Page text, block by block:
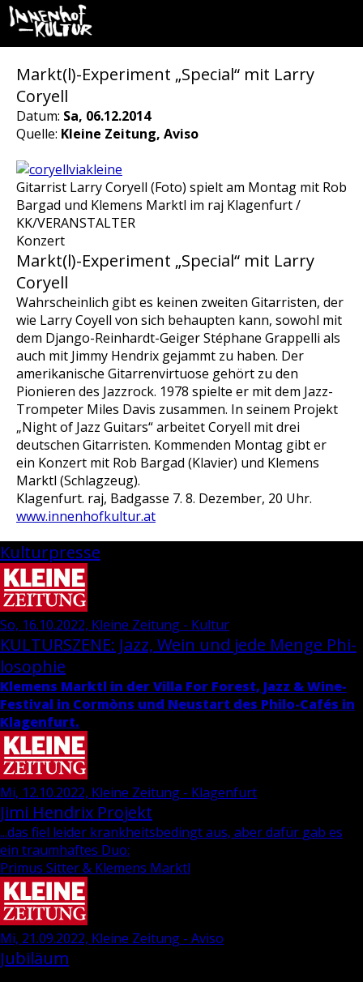
Markt(l)-Experiment „Special“ mit Larry
Coryell
Datum: Sa, 06.12.2014
Quelle: Kleine Zeitung, Aviso
Gitarrist Larry Coryell (Foto) spielt am Montag mit Rob
Bargad und Klemens Marktl im raj Klagenfurt /
KK/VERANSTALTER
Konzert
Markt(l)-Experiment „Special“ mit Larry
Coryell
Wahrscheinlich gibt es keinen zweiten Gitarristen, der
wie Larry Coyell von sich behaupten kann, sowohl mit
dem Django-Reinhardt-Geiger Stéphane Grappelli als
auch mit Jimmy Hendrix gejammt zu haben. Der
amerikanische Gitarrenvirtuose gehört zu den
Pionieren des Jazzrock. 1978 spielte er mit dem Jazz-
Trompeter Miles Davis zusammen. In seinem Projekt
„Night of Jazz Guitars“ arbeitet Coryell mit drei
deutschen Gitarristen. Kommenden Montag gibt er
ein Konzert mit Rob Bargad (Klavier) und Klemens
Marktl (Schlagzeug).
Klagenfurt. raj, Badgasse 7. 8. Dezember, 20 Uhr.
www.innenhofkultur.at
Kulturpresse
So, 16.10.2022, Kleine Zeitung - Kultur
KUL­TUR­SZE­NE: Jazz, Wein und jede Menge Phi­
lo­so­phie
Kle­mens Marktl in der Villa For Fo­rest, Jazz & Wi­ne-
Fes­ti­val in Cormòns und Neu­start des Phi­lo-Cafés in
Kla­gen­furt.
Mi, 12.10.2022, Kleine Zeitung - Klagenfurt
Jimi Hen­d­rix Pro­jekt
...das fiel leider krankheitsbedingt aus, aber dafür gab es
ein traumhaftes Duo:
Primus Sitter & Klemens Marktl
Mi, 21.09.2022, Kleine Zeitung - Aviso
Jubiläum